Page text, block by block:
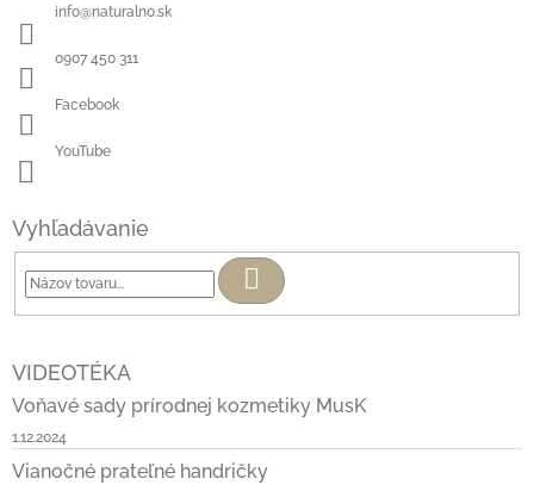
info@naturalno.sk
0907 450 311
Facebook
YouTube
Vyhľadávanie
Hľadať
VIDEOTÉKA
Voňavé sady prírodnej kozmetiky MusK
1.12.2024
Vianočné prateľné handričky